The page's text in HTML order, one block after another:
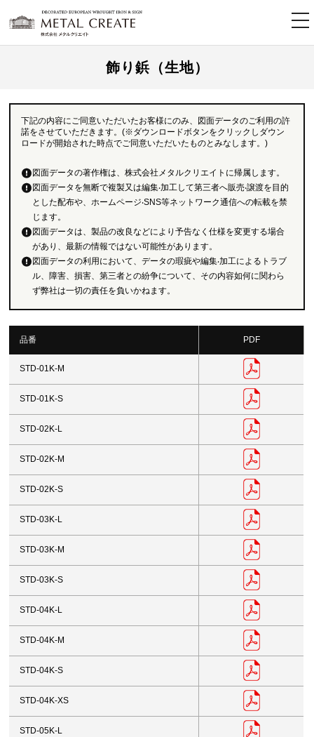
飾り鋲（生地）
下記の内容にご同意いただいたお客様にのみ、図面データのご利用の許
諾をさせていただきます。(※ダウンロードボタンをクリックしダウン
ロードが開始された時点でご同意いただいたものとみなします。)
図面データの著作権は、株式会社メタルクリエイトに帰属します。
図面データを無断で複製又は編集‧加工して第三者へ販売‧譲渡を目的
とした配布や、ホームページ‧SNS等ネットワーク通信への転載を禁
じます。
図面データは、製品の改良などにより予告なく仕様を変更する場合
があり、最新の情報ではない可能性があります。
図面データの利用において、データの瑕疵や編集‧加工によるトラブ
ル、障害、損害、第三者との紛争について、その内容如何に関わら
ず弊社は一切の責任を負いかねます。
品番 PDF
STD-01K-M
STD-01K-S
STD-02K-L
STD-02K-M
STD-02K-S
STD-03K-L
STD-03K-M
STD-03K-S
STD-04K-L
STD-04K-M
STD-04K-S
STD-04K-XS
STD-05K-L